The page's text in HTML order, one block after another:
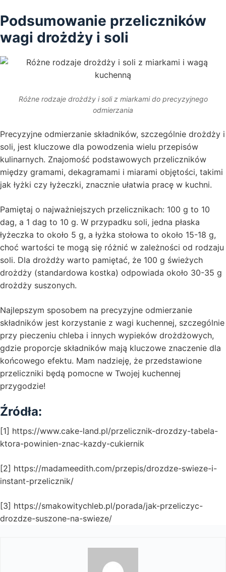
Podsumowanie przeliczników
wagi drożdży i soli
Różne rodzaje drożdży i soli z miarkami do precyzyjnego
odmierzania
Precyzyjne odmierzanie składników, szczególnie drożdży i
soli, jest kluczowe dla powodzenia wielu przepisów
kulinarnych. Znajomość podstawowych przeliczników
między gramami, dekagramami i miarami objętości, takimi
jak łyżki czy łyżeczki, znacznie ułatwia pracę w kuchni.
Pamiętaj o najważniejszych przelicznikach: 100 g to 10
dag, a 1 dag to 10 g. W przypadku soli, jedna płaska
łyżeczka to około 5 g, a łyżka stołowa to około 15-18 g,
choć wartości te mogą się różnić w zależności od rodzaju
soli. Dla drożdży warto pamiętać, że 100 g świeżych
drożdży (standardowa kostka) odpowiada około 30-35 g
drożdży suszonych.
Najlepszym sposobem na precyzyjne odmierzanie
składników jest korzystanie z wagi kuchennej, szczególnie
przy pieczeniu chleba i innych wypieków drożdżowych,
gdzie proporcje składników mają kluczowe znaczenie dla
końcowego efektu. Mam nadzieję, że przedstawione
przeliczniki będą pomocne w Twojej kuchennej
przygodzie!
Źródła:
[1] https://www.cake-land.pl/przelicznik-drozdzy-tabela-
ktora-powinien-znac-kazdy-cukiernik
[2] https://madameedith.com/przepis/drozdze-swieze-i-
instant-przelicznik/
[3] https://smakowitychleb.pl/porada/jak-przeliczyc-
drozdze-suszone-na-swieze/